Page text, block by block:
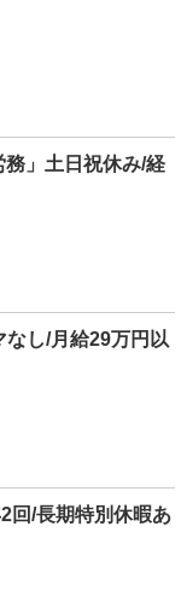
」土日祝休み/経
し/月給29万円以
回/長期特別休暇あ